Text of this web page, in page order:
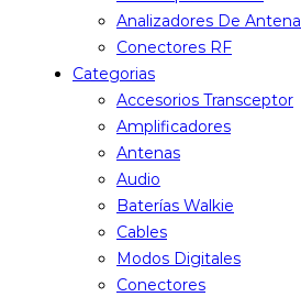
Analizadores De Antena
Conectores RF
Categorias
Accesorios Transceptor
Amplificadores
Antenas
Audio
Baterías Walkie
Cables
Modos Digitales
Conectores